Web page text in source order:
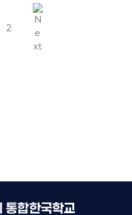
2